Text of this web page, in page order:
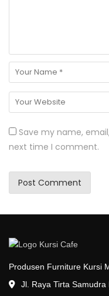
Save my name,
next time I comment.
Produsen Furniture Kursi
Jl. Raya Tirta